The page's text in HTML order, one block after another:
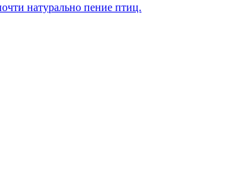
натурально пение птиц.